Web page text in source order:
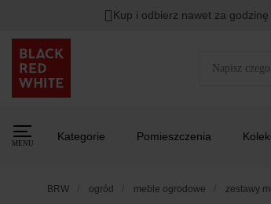
Kup i odbierz nawet za godzinę
MENU
Kategorie Pomieszczenia
BRW ogród meble ogrodowe zestawy